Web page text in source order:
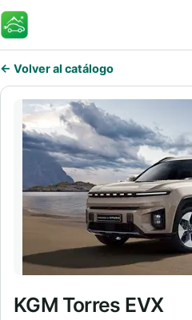
FaroEV
← Volver al catálogo
KGM Torres EVX